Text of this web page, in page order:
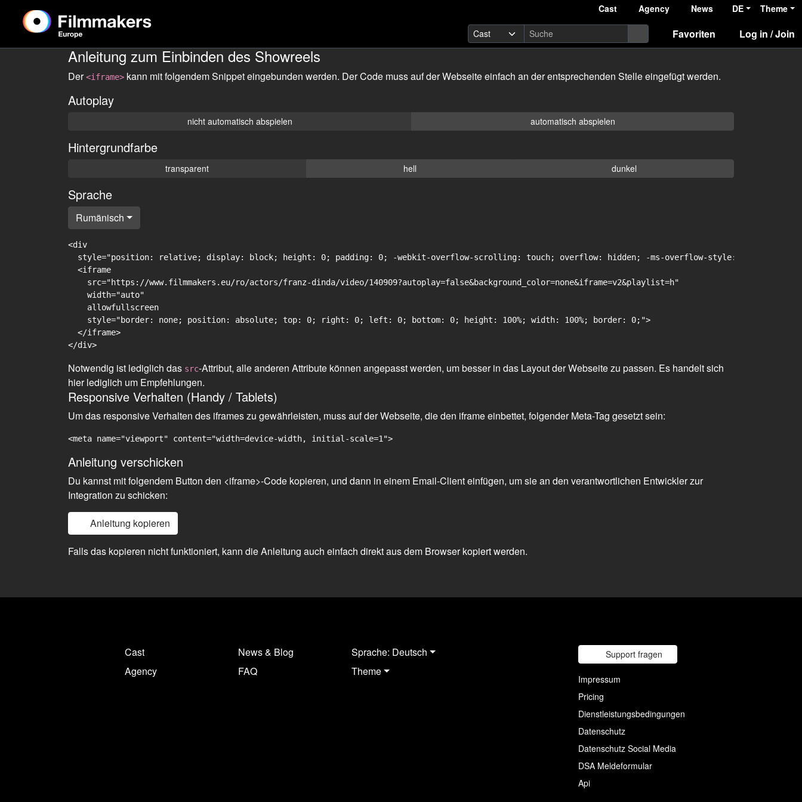
Cast Agency News DE Theme
Favoriten Log in / Join
Anleitung zum Einbinden des Showreels
Der<iframe> kann mit folgendem Snippet eingebunden werden. Der Code muss auf der Webseite einfach an der entsprechenden Stelle eingefügt werden.
Autoplay
nicht automatisch abspielen automatisch abspielen
Hintergrundfarbe
transparent hell dunkel
Sprache
Rumänisch
<div
style="position: relative; display: block; height: 0; padding: 0; -webkit-overflow-scrolling: touch; overflow: hidden; -ms-overflow-style: -ms-
  <iframe
    src="https://www.filmmakers.eu/ro/actors/franz-dinda/video/140909?autoplay=false&background_color=none&iframe=v2&playlist=h"
    width="auto"
    allowfullscreen
    style="border: none; position: absolute; top: 0; right: 0; left: 0; bottom: 0; height: 100%; width: 100%; border: 0;">
  </iframe>
Notwendig ist lediglich das src-Attribut, alle anderen Attribute können angepasst werden, um besser in das Layout der Webseite zu passen. Es handelt sich
hier lediglich um Empfehlungen.
Responsive Verhalten (Handy / Tablets)
Um das responsive Verhalten des iframes zu gewährleisten, muss auf der Webseite, die den iframe einbettet, folgender Meta-Tag gesetzt sein:
<meta name="viewport" content="width=device-width, initial-scale=1">
Anleitung verschicken
Du kannst mit folgendem Button den <iframe>-Code kopieren, und dann in einem Email-Client einfügen, um sie an den verantwortlichen Entwickler zur
Integration zu schicken:
Anleitung kopieren
Falls das kopieren nicht funktioniert, kann die Anleitung auch einfach direkt aus dem Browser kopiert werden.
Cast
Agency
News & Blog
FAQ
Sprache: Deutsch
Theme
Support fragen
Impressum
Pricing
Dienstleistungsbedingungen
Datenschutz
Datenschutz Social Media
DSA Meldeformular
Api